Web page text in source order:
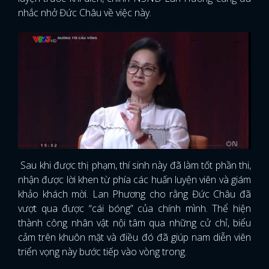
nhắc nhở Đức Châu về việc này.
Sau khi được thị phạm, thí sinh này đã làm tốt phần thi,
nhận được lời khen từ phía các huấn luyện viên và giám
khảo khách mời. Lan Phương cho rằng Đức Châu đã
vượt qua được “cái bóng” của chính mình. Thể hiện
thành công nhân vật nội tâm qua những cử chỉ, biểu
cảm trên khuôn mặt và điều đó đã giúp nam diễn viên
triển vọng này bước tiếp vào vòng trong.